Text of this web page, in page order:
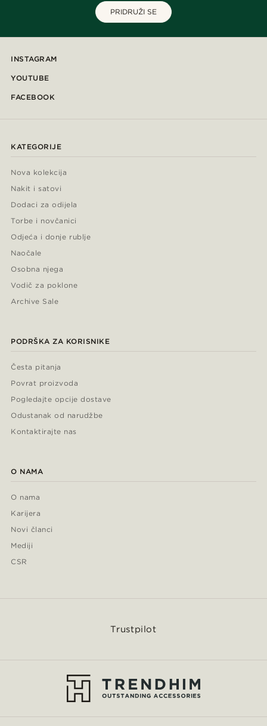
PRIDRUŽI SE
INSTAGRAM
YOUTUBE
FACEBOOK
KATEGORIJE
Nova kolekcija
Nakit i satovi
Dodaci za odijela
Torbe i novčanici
Odjeća i donje rublje
Naočale
Osobna njega
Vodič za poklone
Archive Sale
PODRŠKA ZA KORISNIKE
Česta pitanja
Povrat proizvoda
Pogledajte opcije dostave
Odustanak od narudžbe
Kontaktirajte nas
O NAMA
O nama
Karijera
Novi članci
Mediji
CSR
Trustpilot